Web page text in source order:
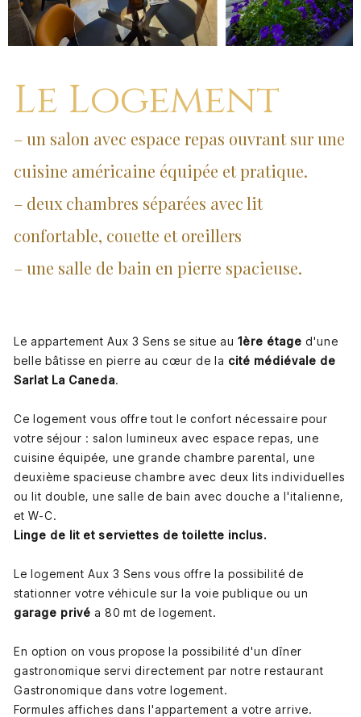
Le Logement
– un salon avec espace repas ouvrant sur une
cuisine américaine équipée et pratique.
– deux chambres séparées avec lit
confortable, couette et oreillers
– une salle de bain en pierre spacieuse.
Le appartement Aux 3 Sens se situe au 1ère étage d'une
belle bâtisse en pierre au cœur de la cité médiévale de
Sarlat La Caneda.
Ce logement vous offre tout le confort nécessaire pour
votre séjour : salon lumineux avec espace repas, une
cuisine équipée, une grande chambre parental, une
deuxième spacieuse chambre avec deux lits individuelles
ou lit double, une salle de bain avec douche a l'italienne,
et W-C.
Linge de lit et serviettes de toilette inclus.
Le logement Aux 3 Sens vous offre la possibilité de
stationner votre véhicule sur la voie publique ou un
garage privé a 80 mt de logement.
En option on vous propose la possibilité d'un dîner
gastronomique servi directement par notre restaurant
Gastronomique dans votre logement.
Formules affiches dans l'appartement a votre arrive.